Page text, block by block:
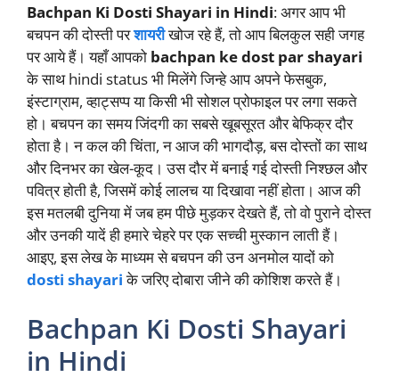
Bachpan Ki Dosti Shayari in Hindi: अगर आप भी
बचपन की दोस्ती परशायरीखोज रहे हैं, तो आप बिलकुल सही जगह
पर आये हैं। यहाँ आपको bachpan ke dost par shayari
के साथ hindi status भी मिलेंगे जिन्हे आप अपने फेसबुक,
इंस्टाग्राम, व्हाट्सप्प या किसी भी सोशल प्रोफाइल पर लगा सकते
हो। बचपन का समय जिंदगी का सबसे खूबसूरत और बेफिक्र दौर
होता है। न कल की चिंता, न आज की भागदौड़, बस दोस्तों का साथ
और दिनभर का खेल-कूद। उस दौर में बनाई गई दोस्ती निश्छल और
पवित्र होती है, जिसमें कोई लालच या दिखावा नहीं होता। आज की
इस मतलबी दुनिया में जब हम पीछे मुड़कर देखते हैं, तो वो पुराने दोस्त
और उनकी यादें ही हमारे चेहरे पर एक सच्ची मुस्कान लाती हैं।
आइए, इस लेख के माध्यम से बचपन की उन अनमोल यादों को
dosti shayariके जरिए दोबारा जीने की कोशिश करते हैं।
Bachpan Ki Dosti Shayari
in Hindi